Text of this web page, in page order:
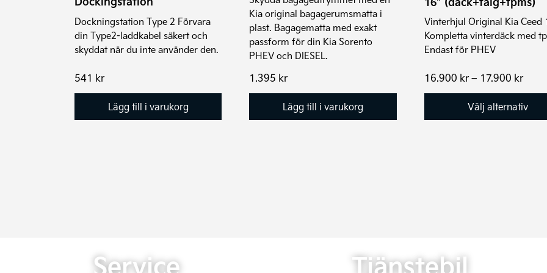
Dockningstation Type 2 Förvara
din Type2-laddkabel säkert och
skyddat när du inte använder den.
541 kr
Lägg till i varukorg
Kia original bagagerumsmatta i
plast. Bagagematta med exakt
passform för din Kia Sorento
PHEV och DIESEL.
1.395 kr
Lägg till i varukorg
Vinterhjul Original Kia Ceed
Kompletta vinterdäck med
Endast för PHEV
16.900 kr– 17.900 kr
till
Välj alternativ
produktsidan
Service Tjänstebil